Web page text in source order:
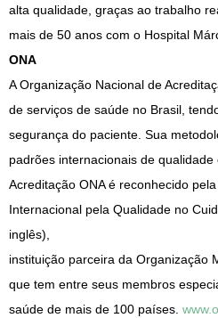
alta qualidade, graças ao trabalho
mais de 50 anos com o Hospital
ONA
A Organização Nacional de
de serviços de saúde no Brasil,
segurança do paciente. Sua
padrões internacionais de
Acreditação ONA é reconhecido
Internacional pela Qualidade no
inglês),
instituição parceira da Organização
que tem entre seus membros
saúde de mais de 100 países.